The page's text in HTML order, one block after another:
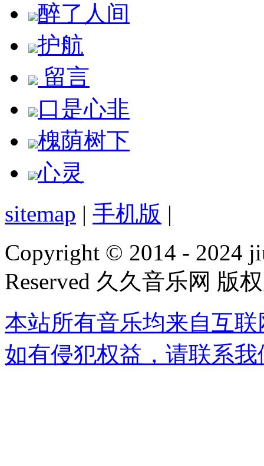
醉了人间
护航
留言
口是心非
槐荫树下
心灵
sitemap | 手机版 |
Copyright © 2014 - 2024
Reserved 久久音乐网 版
本站所有音乐均来自互
如有侵犯权益，请联系